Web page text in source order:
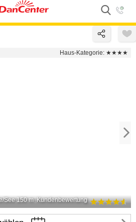
Haus-Kategorie: ★★★★
See 150 m Kundenbewertung